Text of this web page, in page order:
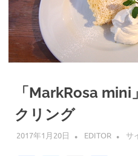
「MarkRosa
クリング
2017年1月20日 EDITOR サ